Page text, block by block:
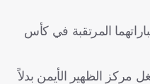
المرتقبة في كأس
مركز الظهير الأيمن بدلاً